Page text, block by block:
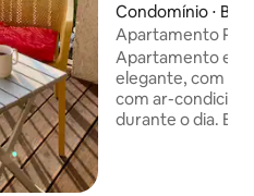
Condomínio ⋅
Apartamento
terraço, vista
Apartamento
elegante, com
com ar-
durante o dia.